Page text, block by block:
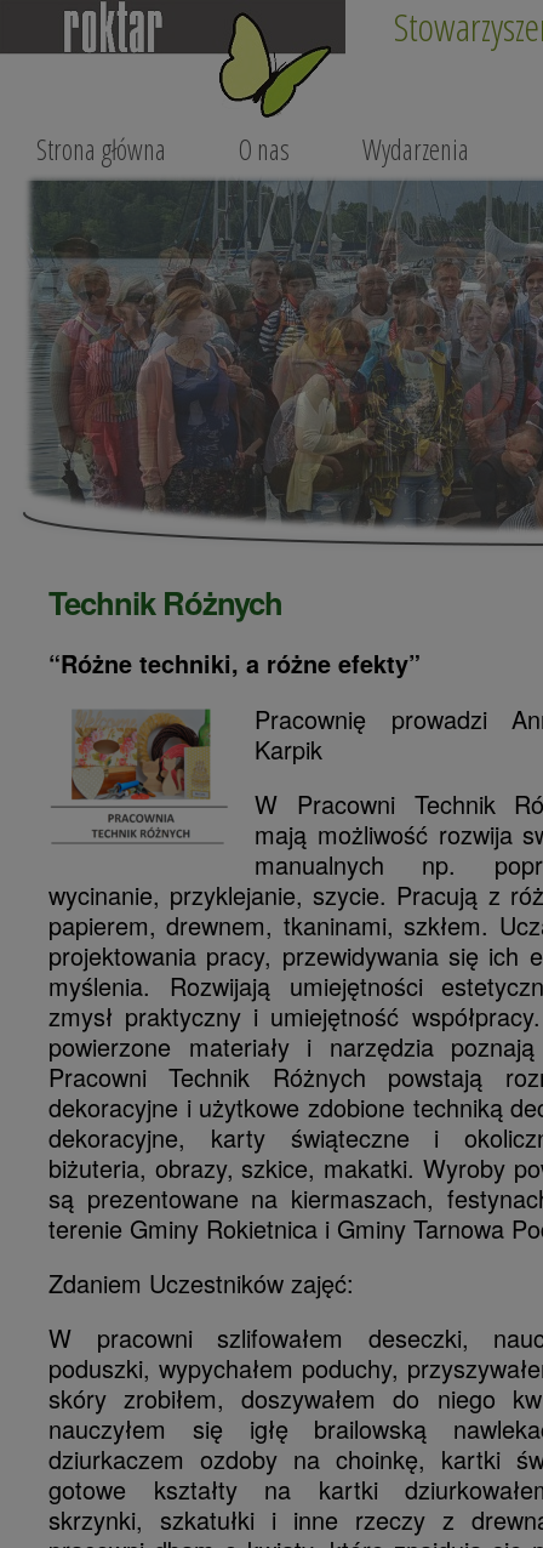
Strona główna O nas Wydarzenia
Technik Różnych
“Różne techniki, a różne efekty”
Pracownię prowadzi
Karpik
W Pracowni Technik
mają możliwość rozwija
manualnych np.
wycinanie, przyklejanie, szycie. Pracują z
papierem, drewnem, tkaninami, szkłem.
projektowania pracy, przewidywania się ich
myślenia. Rozwijają umiejętności
zmysł praktyczny i umiejętność
powierzone materiały i narzędzia
Pracowni Technik Różnych powstają
dekoracyjne i użytkowe zdobione techniką
dekoracyjne, karty świąteczne i
biżuteria, obrazy, szkice, makatki. Wyroby
są prezentowane na kiermaszach,
terenie Gminy Rokietnica i Gminy Tarnowa
Zdaniem Uczestników zajęć:
W pracowni szlifowałem deseczki,
poduszki, wypychałem poduchy,
skóry zrobiłem, doszywałem do niego
nauczyłem się igłę brailowską
dziurkaczem ozdoby na choinkę, kartki
gotowe kształty na kartki
skrzynki, szkatułki i inne rzeczy z